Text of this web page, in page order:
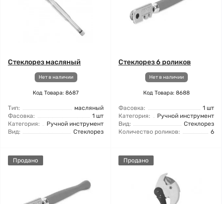
Стеклорез масляный
Нет в наличии
Код Товара: 8687
Тип:
масляный
Фасовка:
1 шт
Категория:
Ручной инструмент
Вид:
Стеклорез
Стеклорез 6 роликов
Нет в наличии
Код Товара: 8688
Фасовка:
1 шт
Категория:
Ручной инструмент
Вид:
Стеклорез
Количество роликов:
6
Продано Продано